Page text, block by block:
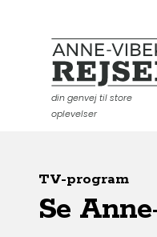
Anne-Vibeke
din genvej til store
oplevelser
TV-program
Se